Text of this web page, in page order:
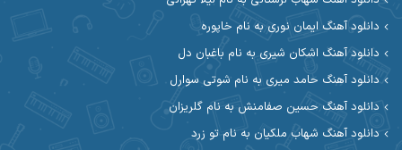
آیت احمدنژاد
ابراهیم شمس ابوالحسن جاویدان
ابی حسینی
احسان آیینفر
دانلود آهنگ ایمان نوری به نام خاپوره
دانلود آهنگ اشکان شیری به نام باغبان دل
دانلود آهنگ حامد میری به نام شوتی سوارل
دانلود آهنگ حسین صفامنش به نام گلریزان
دانلود آهنگ شهاب ملکیان به نام تو زرد